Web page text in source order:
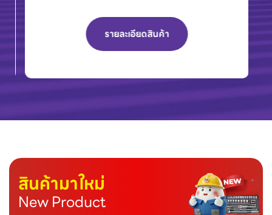
รายละเอียดสินค้า
สินค้ามาใหม่
New Product